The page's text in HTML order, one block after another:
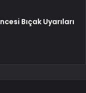
Bıçak Uyarıları